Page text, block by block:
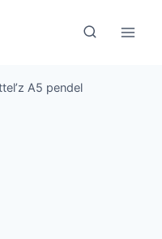
A5 pendel